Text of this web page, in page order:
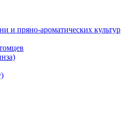
и пряно-ароматических культур